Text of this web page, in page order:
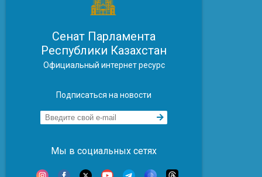
Сенат Парламента
Республики Казахстан
Официальный интернет ресурс
Подписаться на новости
Мы в социальных сетях